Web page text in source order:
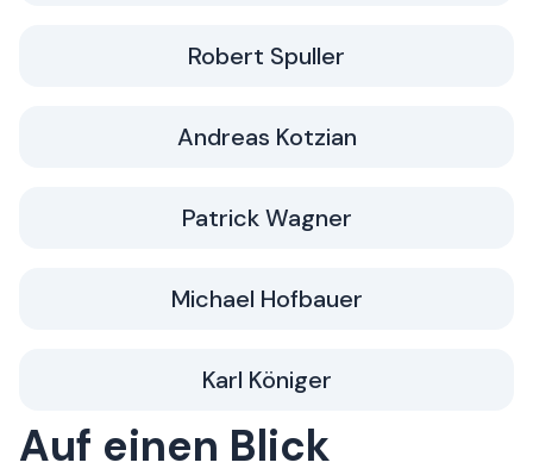
Robert Spuller
Andreas Kotzian
Patrick Wagner
Michael Hofbauer
Karl Königer
Auf einen Blick